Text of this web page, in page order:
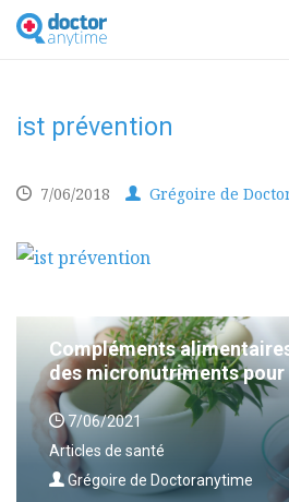
DoctorAnyTime
You
are
ist prévention
7/06/2018 Grégoire de
Compléments
des micronutriments pour
7/06/2021
Articles de santé
Grégoire de Doctoranytime